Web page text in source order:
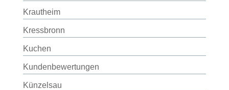
Krautheim
Kressbronn
Kuchen
Kundenbewertungen
Künzelsau